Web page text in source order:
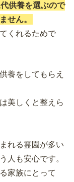
供養を選ぶので
せん。
くれるためで
養をしてもらえ
美しくと整えら
れる霊園が多い
人も安心です。
家族にとって